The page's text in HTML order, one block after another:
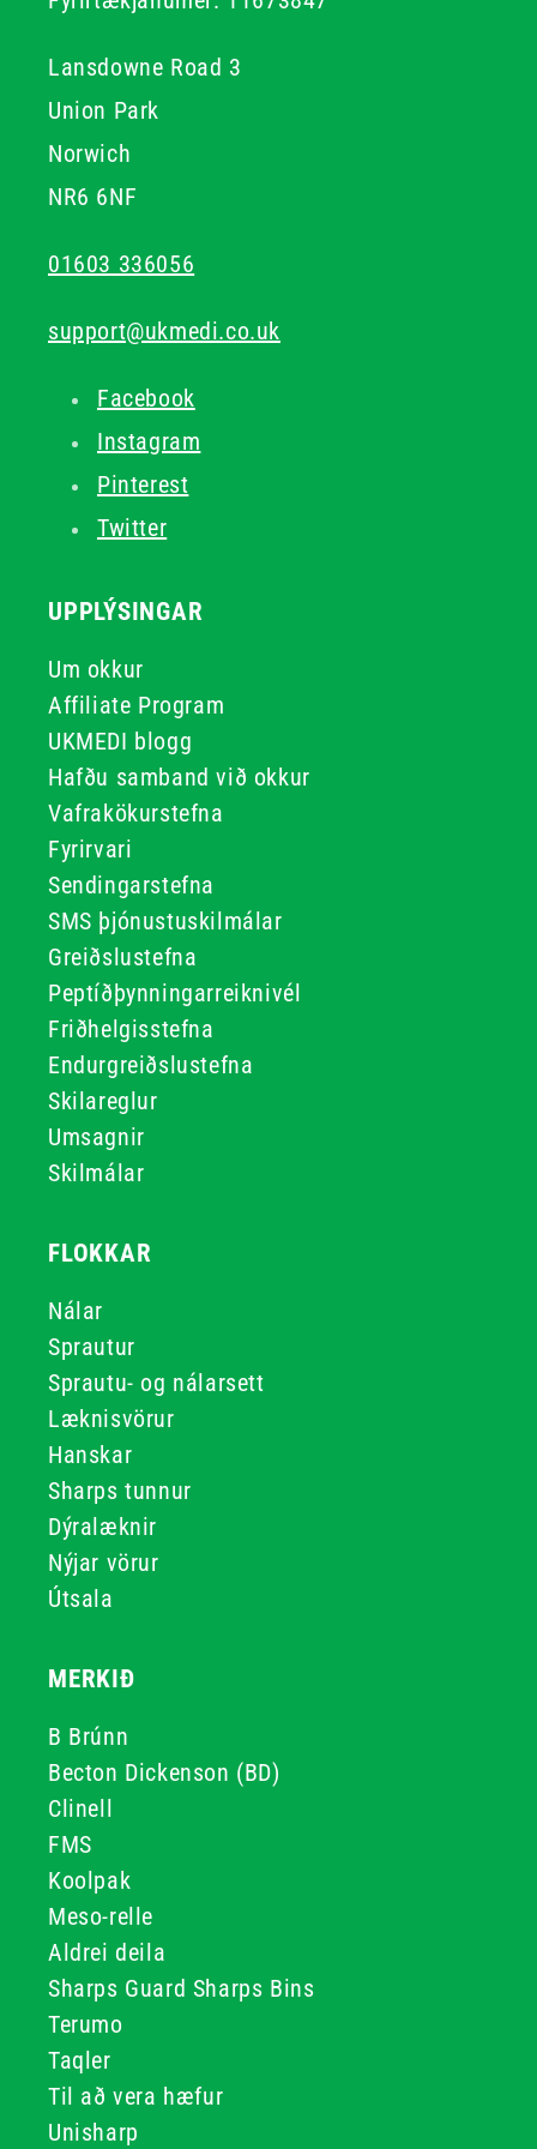
Lansdowne Road 3
Union Park
Norwich
NR6 6NF
01603 336056
support@ukmedi.co.uk
Facebook
Instagram
Pinterest
Twitter
UPPLÝSINGAR
Um okkur
Affiliate Program
UKMEDI blogg
Hafðu samband við okkur
Vafrakökurstefna
Fyrirvari
Sendingarstefna
SMS þjónustuskilmálar
Greiðslustefna
Peptíðþynningarreiknivél
Friðhelgisstefna
Endurgreiðslustefna
Skilareglur
Umsagnir
Skilmálar
FLOKKAR
Nálar
Sprautur
Sprautu- og nálarsett
Læknisvörur
Hanskar
Sharps tunnur
Dýralæknir
Nýjar vörur
Útsala
MERKIÐ
B Brúnn
Becton Dickenson (BD)
Clinell
FMS
Koolpak
Meso-relle
Aldrei deila
Sharps Guard Sharps Bins
Terumo
Taqler
Til að vera hæfur
Unisharp